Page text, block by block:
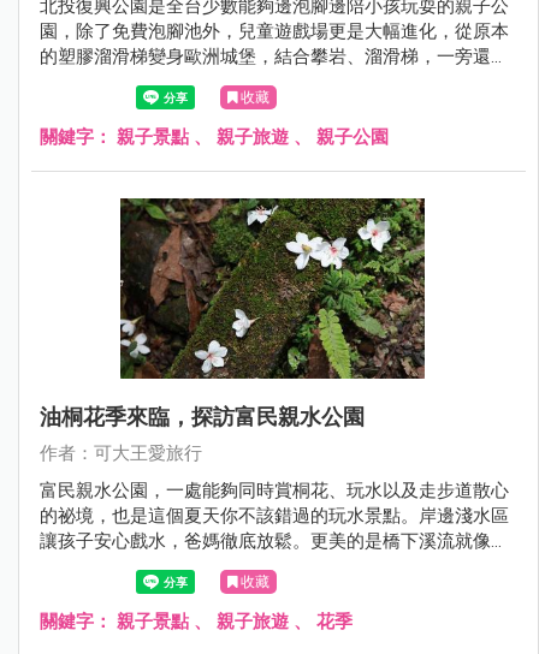
北投復興公園是全台少數能夠邊泡腳邊陪小孩玩耍的親子公
園，除了免費泡腳池外，兒童遊戲場更是大幅進化，從原本
的塑膠溜滑梯變身歐洲城堡，結合攀岩、溜滑梯，一旁還有
攀繩和沙坑，真的好好玩！
收藏
關鍵字： 親子景點 、 親子旅遊 、 親子公園
油桐花季來臨，探訪富民親水公園
作者：可大王愛旅行
富民親水公園，一處能夠同時賞桐花、玩水以及走步道散心
的祕境，也是這個夏天你不該錯過的玩水景點。岸邊淺水區
讓孩子安心戲水，爸媽徹底放鬆。更美的是橋下溪流就像四
草綠色隧道，優美步道加上寬闊河面又像日本美麗河谷，再
送你一棵油桐花樹，隨著風起，落下浪漫的五月雪，還不來
拍爆！
收藏
關鍵字： 親子景點 、 親子旅遊 、 花季